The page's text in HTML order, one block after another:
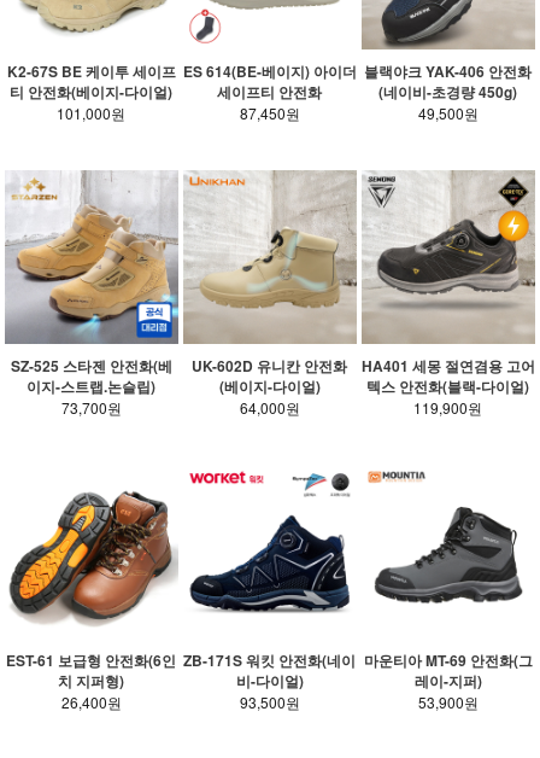
K2-67S BE 케이투 세이프
티 안전화(베이지-다이얼)
101,000원
ES 614(BE-베이지) 아이더
세이프티 안전화
87,450원
블랙야크 YAK-406 안전화
(네이비-초경량 450g)
49,500원
SZ-525 스타젠 안전화(베
이지-스트랩.논슬립)
73,700원
UK-602D 유니칸 안전화
(베이지-다이얼)
64,000원
HA401 세몽 절연겸용 고어
텍스 안전화(블랙-다이얼)
119,900원
EST-61 보급형 안전화(6인
치 지퍼형)
26,400원
ZB-171S 워킷 안전화(네이
비-다이얼)
93,500원
마운티아 MT-69 안전화(그
레이-지퍼)
53,900원